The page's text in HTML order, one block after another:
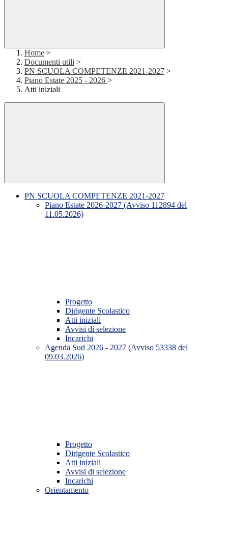
Home >
Documenti utili >
PN SCUOLA COMPETENZE 2021-2027 >
Piano Estate 2025 - 2026 >
Atti iniziali
PN SCUOLA COMPETENZE 2021-2027
Piano Estate 2026-2027 (Avviso 112894 del
11.05.2026)
Progetto
Dirigente Scolastico
Atti iniziali
Avvisi di selezione
Incarichi
Agenda Sud 2026 - 2027 (Avviso 53338 del
09.03.2026)
Progetto
Dirigente Scolastico
Atti iniziali
Avvisi di selezione
Incarichi
Orientamento